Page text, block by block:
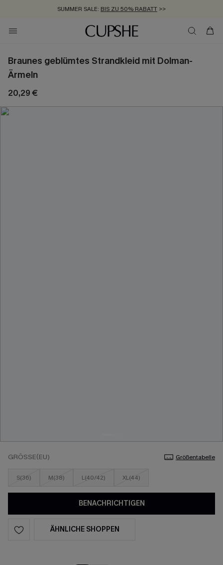
SUMMER SALE: BIS ZU 50% RABATT >>
ZUM NEWSLETTER:BIS ZU -20% EXTRA ERHALTEN
KOSTENLOSER VERSAND AB 89 €
Braunes geblümtes Strandkleid mit Dolman-
Ärmeln
20,29 €
GRÖSSE(EU) Größentabelle
S(36) M(38) L(40/42) XL(44)
BENACHRICHTIGEN
ÄHNLICHE SHOPPEN